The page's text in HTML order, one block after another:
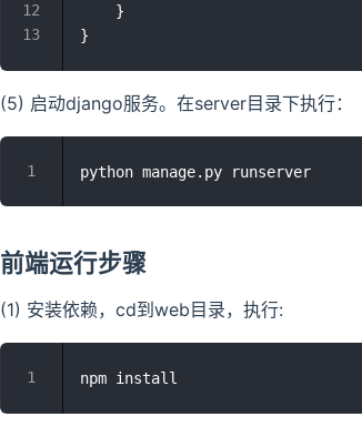
    }
(5) 启动django服务。在server目录下执行：
前端运行步骤
(1) 安装依赖，cd到web目录，执行: